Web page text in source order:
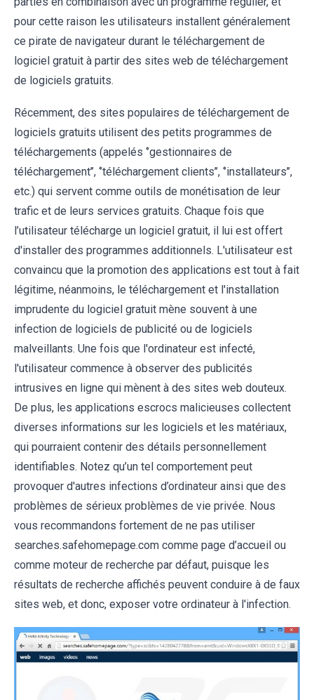
pour cette raison les utilisateurs installent généralement
ce pirate de navigateur durant le téléchargement de
logiciel gratuit à partir des sites web de téléchargement
de logiciels gratuits.
Récemment, des sites populaires de téléchargement de
logiciels gratuits utilisent des petits programmes de
téléchargements (appelés ‘’gestionnaires de
téléchargement’’, ‘’téléchargement clients’’, ‘’installateurs’’,
etc.) qui servent comme outils de monétisation de leur
trafic et de leurs services gratuits. Chaque fois que
l’utilisateur télécharge un logiciel gratuit, il lui est offert
d'installer des programmes additionnels. L'utilisateur est
convaincu que la promotion des applications est tout à fait
légitime, néanmoins, le téléchargement et l'installation
imprudente du logiciel gratuit mène souvent à une
infection de logiciels de publicité ou de logiciels
malveillants. Une fois que l'ordinateur est infecté,
l'utilisateur commence à observer des publicités
intrusives en ligne qui mènent à des sites web douteux.
De plus, les applications escrocs malicieuses collectent
diverses informations sur les logiciels et les matériaux,
qui pourraient contenir des détails personnellement
identifiables. Notez qu’un tel comportement peut
provoquer d'autres infections d’ordinateur ainsi que des
problèmes de sérieux problèmes de vie privée. Nous
vous recommandons fortement de ne pas utiliser
searches.safehomepage.com comme page d’accueil ou
comme moteur de recherche par défaut, puisque les
résultats de recherche affichés peuvent conduire à de faux
sites web, et donc, exposer votre ordinateur à l'infection.